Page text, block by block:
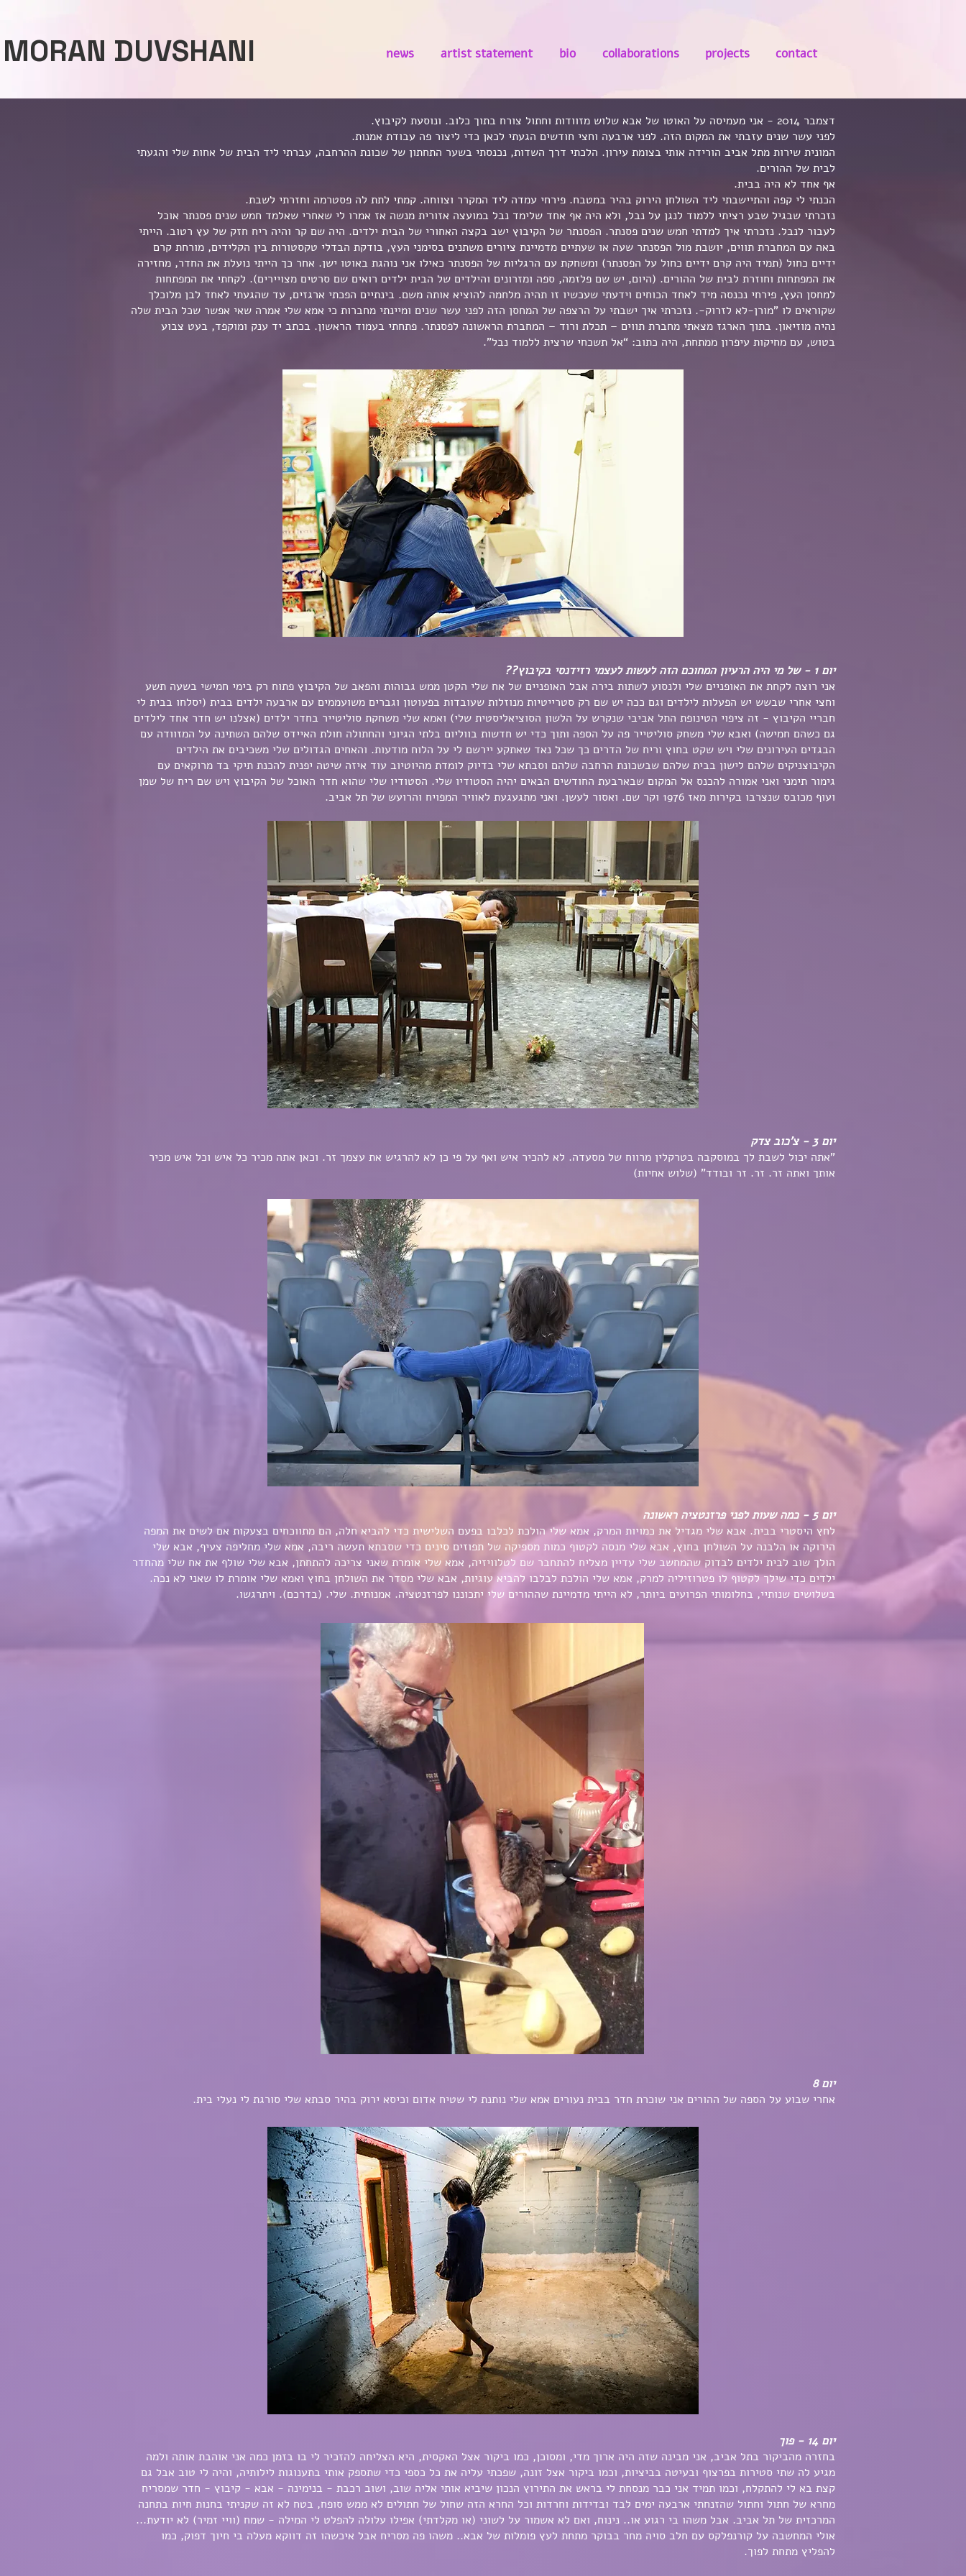
MORAN DUVSHANI news artist statement bio collaborations projects contact
דצמבר 2014 - אני מעמיסה על האוטו של אבא שלוש מזוודות וחתול צורח בתוך כלוב. ונוסעת לקיבוץ.
לפני עשר שנים עזבתי את המקום הזה. לפני ארבעה וחצי חודשים הגעתי לכאן כדי ליצור פה עבודת אמנות.
המונית שירות מתל אביב הורידה אותי בצומת עירון. הלכתי דרך השדות, נכנסתי בשער התחתון של שכונת ההרחבה, עברתי ליד הבית של אחות שלי והגעתי
לבית של ההורים.
אף אחד לא היה בבית.
הכנתי לי קפה והתיישבתי ליד השולחן הירוק בהיר במטבח. פירחי עמדה ליד המקרר וצווחה. קמתי לתת לה פסטרמה וחזרתי לשבת.
נזכרתי שבגיל שבע רציתי ללמוד לנגן על נבל, ולא היה אף אחד שלימד נבל במועצה אזורית מנשה אז אמרו לי שאחרי שאלמד חמש שנים פסנתר אוכל
לעבור לנבל. נזכרתי איך למדתי חמש שנים פסנתר. הפסנתר של הקיבוץ ישב בקצה האחורי של הבית ילדים. היה שם קר והיה ריח חזק של עץ רטוב. הייתי
באה עם המחברת תווים, יושבת מול הפסנתר שעה או שעתיים מדמיינת ציורים משתנים בסימני העץ, בודקת הבדלי טקסטורות בין הקלידים, מורחת קרם
ידיים כחול (תמיד היה קרם ידיים כחול על הפסנתר) ומשחקת עם הרגליות של הפסנתר כאילו אני נוהגת באוטו ישן. אחר כך הייתי נועלת את החדר, מחזירה
את המפתחות וחוזרת לבית של ההורים. (היום, יש שם פלזמה, ספה ומזרונים והילדים של הבית ילדים רואים שם סרטים מצויירים). לקחתי את המפתחות
למחסן העץ, פירחי נכנסה מיד לאחד הכוחים וידעתי שעכשיו זו תהיה מלחמה להוציא אותה משם. בינתיים הפכתי ארגזים, עד שהגעתי לאחד לבן מלוכלך
שקוראים לו "מורן-לא לזרוק-. נזכרתי איך ישבתי על הרצפה של המחסן הזה לפני עשר שנים ומיינתי מחברות כי אמא שלי אמרה שאי אפשר שכל הבית שלה
נהיה מוזיאון. בתוך הארגז מצאתי מחברת תווים – תכלת ורוד – המחברת הראשונה לפסנתר. פתחתי בעמוד הראשון. בכתב יד ענק ומוקפד, בעט צבוע
בטוש, עם מחיקות עיפרון ממתחת, היה כתוב: “אל תשכחי שרצית ללמוד נבל".
יום 1 - של מי היה הרעיון המחוכם הזה לעשות לעצמי רזידנסי בקיבוץ??
אני רוצה לקחת את האופניים שלי ולנסוע לשתות בירה אבל האופניים של אח שלי הקטן ממש גבוהות והפאב של הקיבוץ פתוח רק בימי חמישי בשעה תשע
וחצי אחרי שבשש יש הפעלות לילדים וגם ככה יש שם רק סטרייטיות מנוזלות שעובדות בפעוטון וגברים משועממים עם ארבעה ילדים בבית (יסלחו בבית לי
חבריי הקיבוץ - זה ציפוי הטינופת התל אביבי שנקרש על הלשון הסוציאליסטית שלי) ואמא שלי משחקת סוליטייר בחדר ילדים (אצלנו יש חדר אחד לילדים
גם כשהם חמישה) ואבא שלי משחק סוליטייר פה על הספה ותוך כדי יש חדשות בווליום בלתי הגיוני והחתולה חולת האיידס שלהם השתינה על המזוודה עם
הבגדים העירונים שלי ויש שקט בחוץ וריח של הדרים כך שכל נאד שאתקע יירשם לי על הלוח מודעות. והאחים הגדולים שלי משכיבים את הילדים
הקיבוצניקים שלהם לישון בבית שלהם שבשכונת הרחבה שלהם וסבתא שלי בדיוק לומדת מהיוטיוב עוד איזה שיטה יפנית להכנת תיקי בד מרוקאים עם
גימור תימני ואני אמורה להכנס אל המקום שבארבעת החודשים הבאים יהיה הסטודיו שלי. הסטודיו שלי שהוא חדר האוכל של הקיבוץ ויש שם ריח של שמן
ועוף מכובס שנצרבו בקירות מאז 1976 וקר שם. ואסור לעשן. ואני מתגעגעת לאוויר המפויח והרועש של תל אביב.
יום 3 - צ'כוב צדק
"אתה יכול לשבת לך במוסקבה בטרקלין מרווח של מסעדה. לא להכיר איש ואף על פי כן לא להרגיש את עצמך זר. וכאן אתה מכיר כל איש וכל איש מכיר
אותך ואתה זר. זר. זר ובודד" (שלוש אחיות)
יום 5 - כמה שעות לפני פרזנטציה ראשונה
לחץ היסטרי בבית. אבא שלי מגדיל את כמויות המרק, אמא שלי הולכת לכלבו בפעם השלישית כדי להביא חלה, הם מתווכחים בצעקות אם לשים את המפה
הירוקה או הלבנה על השולחן בחוץ, אבא שלי מנסה לקטוף כמות מספיקה של תפוזים סינים כדי שסבתא תעשה ריבה, אמא שלי מחליפה צעיף, אבא שלי
הולך שוב לבית ילדים לבדוק שהמחשב שלי עדיין מצליח להתחבר שם לטלוויזיה, אמא שלי אומרת שאני צריכה להתחתן, אבא שלי שולף את אח שלי מהחדר
ילדים כדי שילך לקטוף לו פטרוזיליה למרק, אמא שלי הולכת לבלבו להביא עוגיות, אבא שלי מסדר את השולחן בחוץ ואמא שלי אומרת לו שאני לא נכה.
בשלושים שנותיי, בחלומותי הפרועים ביותר, לא הייתי מדמיינת שההורים שלי יתכוננו לפרזנטציה. אמנותית. שלי. (בדרכם). ויתרגשו.
יום 8
אחרי שבוע על הספה של ההורים אני שוכרת חדר בבית נעורים אמא שלי נותנת לי שטיח אדום וכיסא ירוק בהיר סבתא שלי סורגת לי נעלי בית.
יום 14 - פוך
בחזרה מהביקור בתל אביב, אני מבינה שזה היה ארוך מדי, ומסוכן, כמו ביקור אצל האקסית, היא הצליחה להזכיר לי בו בזמן כמה אני אוהבת אותה ולמה
מגיע לה שתי סטירות בפרצוף ובעיטה בביציות, וכמו ביקור אצל זונה, שפכתי עליה את כל כספי כדי שתספק אותי בתענוגות לילותיה, והיה לי טוב אבל גם
קצת בא לי להתקלח, וכמו תמיד אני כבר מנסחת לי בראש את התירוץ הנכון שיביא אותי אליה שוב, ושוב רכבת - בנימינה - אבא - קיבוץ - חדר שמסריח
מחרא של חתול וחתול שהזנחתי ארבעה ימים לבד ובדידות וחרדות וכל החרא הזה שחול של חתולים לא ממש סופח, בטח לא זה שקניתי בחנות חיות בתחנה
המרכזית של תל אביב. אבל משהו בי רגוע או.. נינוח, ואם לא אשמור על לשוני (או מקלדתי) אפילו עלולה להפלט לי המילה - שמח (וויי זמיר) לא יודעת...
אולי המחשבה על קורנפלקס עם חלב סויה מחר בבוקר מתחת לעץ פומלות של אבא.. משהו פה מסריח אבל איכשהו זה דווקא מעלה בי חיוך דפוק, כמו
להפליץ מתחת לפוך.